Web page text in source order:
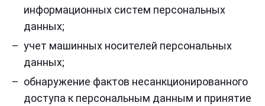
информационных систем персональных
данных;
учет машинных носителей персональных
данных;
обнаружение фактов несанкционированного
доступа к персональным данным и принятие